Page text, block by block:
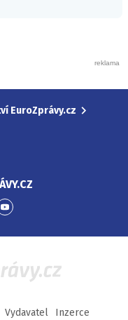
EuroZprávy.cz
Přejít
YouTube
Vydavatel
Inzerce